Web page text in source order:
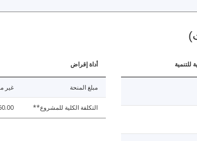
للتنمية أداة إقراض
مبلغ المنحة غير
التكلفة الكلية للمشروع**